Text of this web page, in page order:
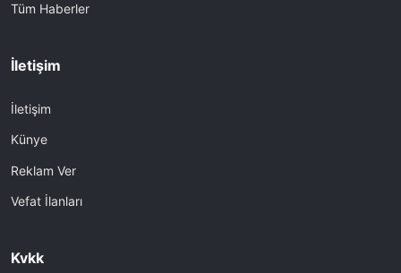
Tüm Haberler
İletişim
İletişim
Künye
Reklam Ver
Vefat İlanları
Kvkk